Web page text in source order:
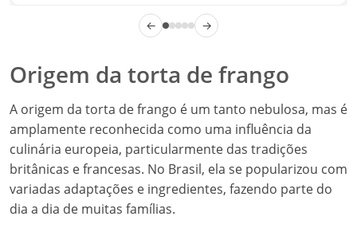
← →
Origem da torta de frango
A origem da torta de frango é um tanto nebulosa, mas é
amplamente reconhecida como uma influência da
culinária europeia, particularmente das tradições
britânicas e francesas. No Brasil, ela se popularizou com
variadas adaptações e ingredientes, fazendo parte do
dia a dia de muitas famílias.